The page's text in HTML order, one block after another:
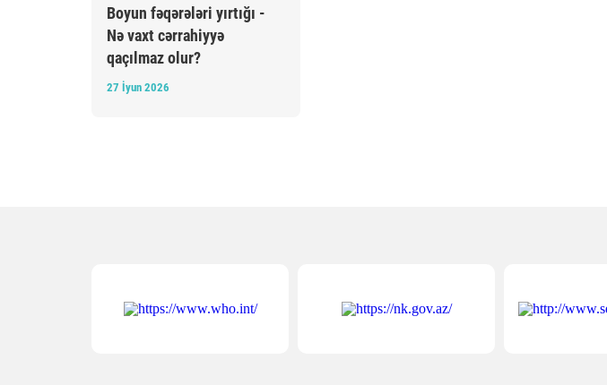
Boyun fəqərələri yırtığı -
Nə vaxt cərrahiyyə
qaçılmaz olur?
27 İyun 2026